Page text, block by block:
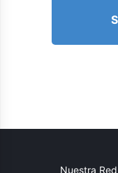
Nuestra Red